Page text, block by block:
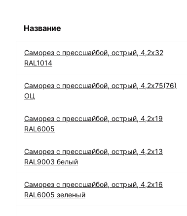
Название
Саморез с прессшайбой, острый, 4,2х32
RAL1014
Саморез с прессшайбой, острый, 4,2х75(76)
ОЦ
Саморез с прессшайбой, острый, 4,2х19
RAL6005
Саморез с прессшайбой, острый, 4,2х13
RAL9003 белый
Саморез с прессшайбой, острый, 4,2х16
RAL6005 зеленый